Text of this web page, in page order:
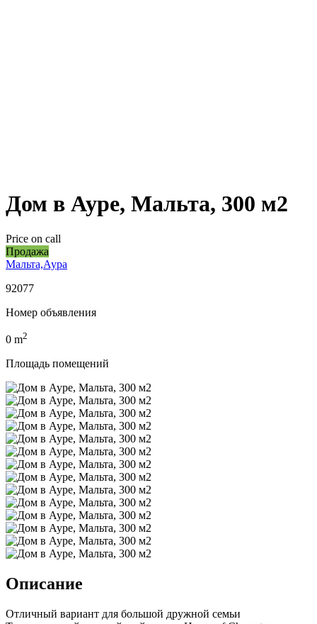
Дом в Ауре, Мальта, 300 м2
Price on call
Продажа
Мальта,Аура
92077
Номер объявления
0 m2
Площадь помещений
Описание
Отличный вариант для большой дружной семьи